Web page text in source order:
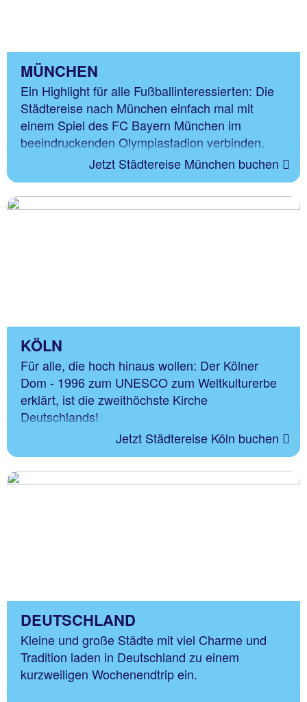
MÜNCHEN
Ein Highlight für alle Fußballinteressierten: Die
Städtereise nach München einfach mal mit
einem Spiel des FC Bayern München im
beeindruckenden Olympiastadion verbinden.
Jetzt Städtereise München buchen
KÖLN
Für alle, die hoch hinaus wollen: Der Kölner
Dom - 1996 zum UNESCO zum Weltkulturerbe
erklärt, ist die zweithöchste Kirche
Deutschlands!
Jetzt Städtereise Köln buchen
DEUTSCHLAND
Kleine und große Städte mit viel Charme und
Tradition laden in Deutschland zu einem
kurzweiligen Wochenendtrip ein.